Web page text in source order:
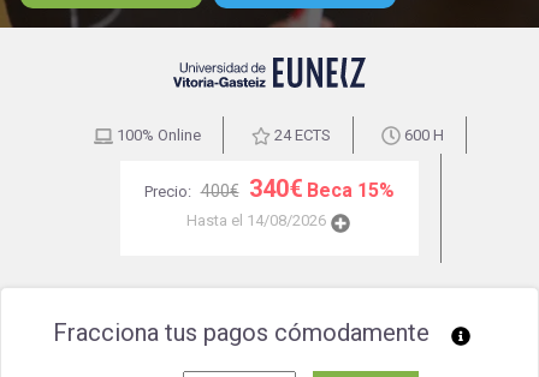
100% Online 24 ECTS 600 H
Precio: 400€ 340€ Beca 15%
Hasta el 14/08/2026
Fracciona tus pagos cómodamente